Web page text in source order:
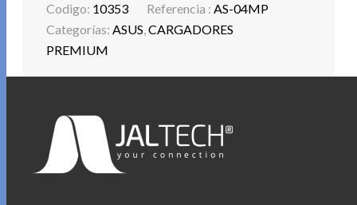
Codigo: 10353 Referencia :AS-04MP
Categorías:ASUS,CARGADORES
PREMIUM